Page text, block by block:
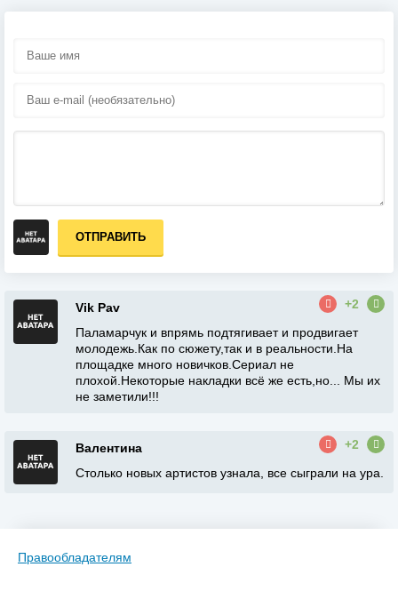
ОТПРАВИТЬ
Vik Pav
+2
Паламарчук и впрямь подтягивает и продвигает
молодежь.Как по сюжету,так и в реальности.На
площадке много новичков.Сериал не
плохой.Некоторые накладки всё же есть,но... Мы их
не заметили!!!
Валентина
+2
Столько новых артистов узнала, все сыграли на ура.
Правообладателям